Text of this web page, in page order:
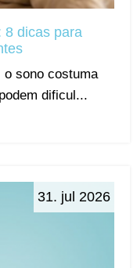
8 dicas para
o sono costuma
dificul...
31. jul 2026